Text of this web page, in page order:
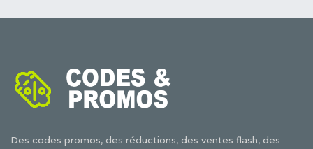
Des codes promos, des réductions, des ventes flash, des